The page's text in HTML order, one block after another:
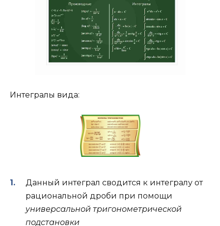
Интегралы вида:
Данный интеграл сводится к интегралу от
рациональной дроби при помощи
универсальной тригонометрической
подстановки